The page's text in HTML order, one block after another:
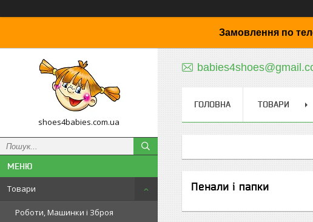
Замовлення по
shoes4babies.com.ua
Товари
Роботи, Машинки і Зброя
ГОЛОВНА ТОВАРИ
Пенали і папки